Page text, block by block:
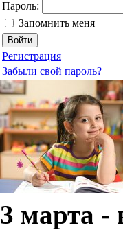
Пароль:
Запомнить меня
Регистрация
Забыли свой пароль?
3 марта -